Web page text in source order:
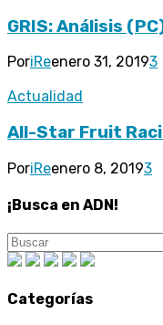
GRIS: Análisis
PoriReenero 31, 20193
Actualidad
All-Star Fruit
PoriReenero 8, 20193
¡Busca en ADN!
Categorías